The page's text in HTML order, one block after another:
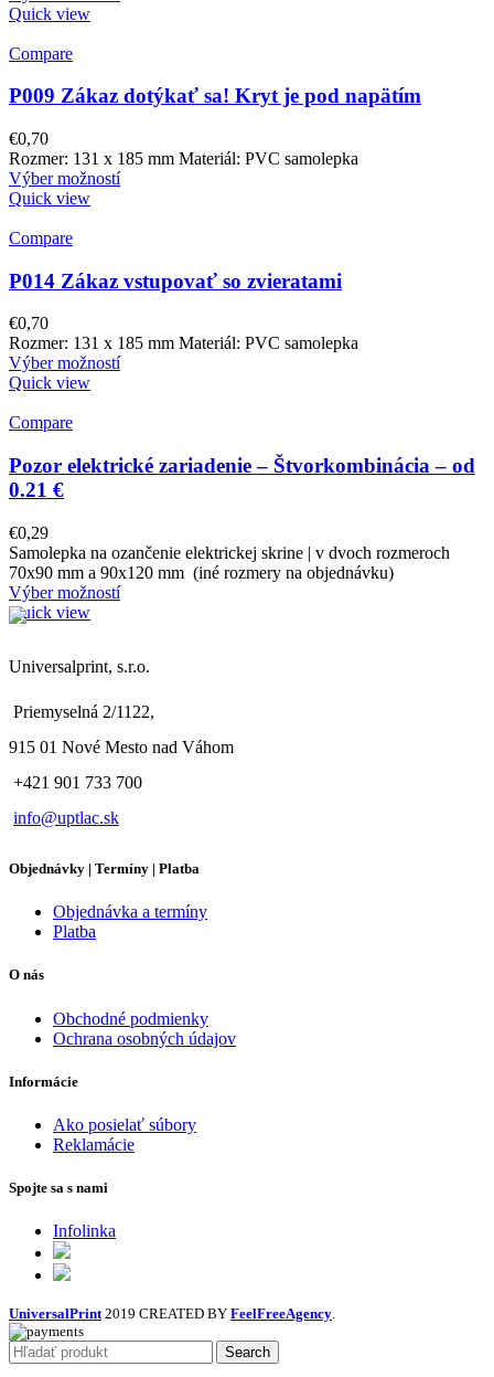
Quick view
Compare
P009 Zákaz dotýkať sa! Kryt je pod napätím
€0,70
Rozmer: 131 x 185 mm Materiál: PVC samolepka
Výber možností
Quick view
Compare
P014 Zákaz vstupovať so zvieratami
€0,70
Rozmer: 131 x 185 mm Materiál: PVC samolepka
Výber možností
Quick view
Compare
Pozor elektrické zariadenie – Štvorkombinácia – od
0.21 €
€0,29
Samolepka na ozančenie elektrickej skrine | v dvoch rozmeroch
70x90 mm a 90x120 mm (iné rozmery na objednávku)
Výber možností
Quick view
Universalprint, s.r.o.
Priemyselná 2/1122,
915 01 Nové Mesto nad Váhom
+421 901 733 700
info@uptlac.sk
Objednávky | Termíny | Platba
Objednávka a termíny
Platba
O nás
Obchodné podmienky
Ochrana osobných údajov
Informácie
Ako posielať súbory
Reklamácie
Spojte sa s nami
Infolinka
UniversalPrint 2019 CREATED BY FeelFreeAgency.
Search